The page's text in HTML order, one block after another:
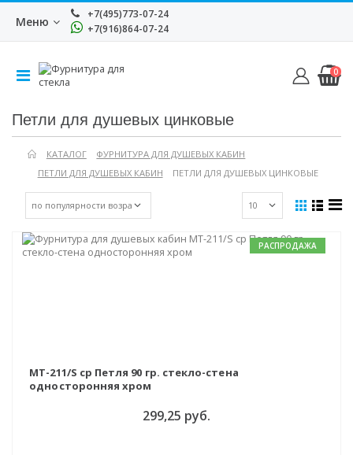
Меню
+7(495)773-07-24
+7(916)864-07-24
0
Петли для душевых цинковые
КАТАЛОГ
ФУРНИТУРА ДЛЯ ДУШЕВЫХ КАБИН
ПЕТЛИ ДЛЯ ДУШЕВЫХ КАБИН
ПЕТЛИ ДЛЯ ДУШЕВЫХ ЦИНКОВЫЕ
РАСПРОДАЖА
MT-211/S cp Петля 90 гр. стекло-стена
односторонняя хром
299,25 руб.